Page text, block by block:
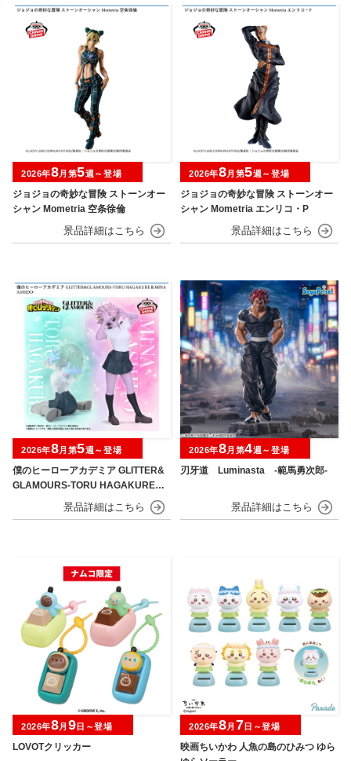
ジョジョの奇妙な冒険 ストーンオー
シャン Mometria 空条徐倫
2026年8月第5週～登場
ジョジョの奇妙な冒険 ストーンオー
シャン Mometria エンリコ・P
2026年8月第5週～登場
僕のヒーローアカデミア GLITTER&
GLAMOURS-TORU HAGAKURE＆
MINA ASHIDO-
2026年8月第5週～登場
刃牙道 Luminasta ‐範馬勇次郎‐
2026年8月第4週～登場
LOVOTクリッカー
2026年8月 9 日～登場
映画ちいかわ 人魚の島のひみつ ゆら
2026年8月 7 日～登場